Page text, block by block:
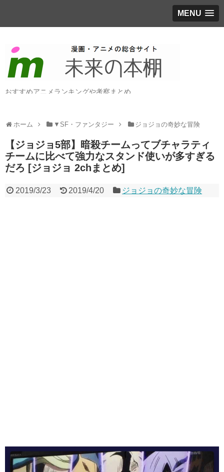
MENU
おすすめアニメランキングや考察まとめ
ホーム ▼SF・ファンタジー ジョジョの奇妙な冒険
【ジョジョ5部】暗殺チームってブチャラティ
チームに比べて強力なスタンド使いが多すぎる
だろ [ジョジョ 2chまとめ]
2019/3/23 2019/4/20 ジョジョの奇妙な冒険